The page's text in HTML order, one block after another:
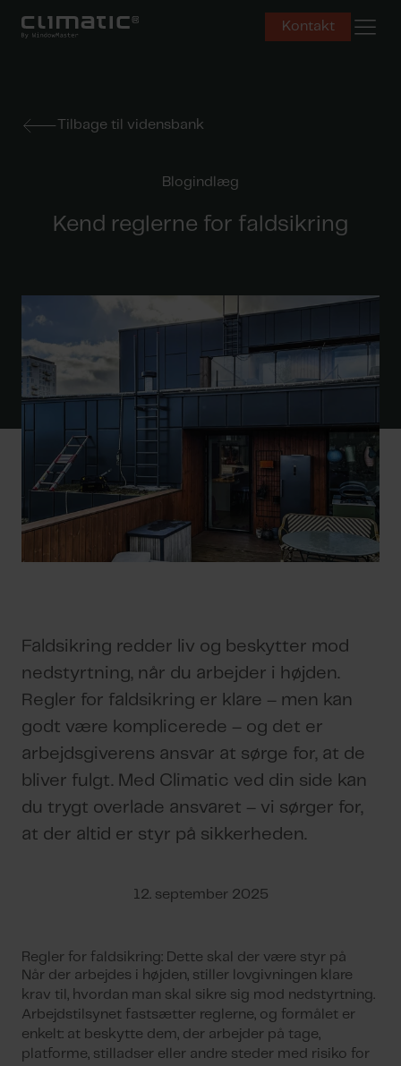
Kontakt Åbn
Tilbage til vidensbank
Blogindlæg
Kend reglerne for faldsikring
Faldsikring redder liv og beskytter mod
nedstyrtning, når du arbejder i højden.
Regler for faldsikring er klare – men kan
godt være komplicerede – og det er
arbejdsgiverens ansvar at sørge for, at de
bliver fulgt. Med Climatic ved din side kan
du trygt overlade ansvaret – vi sørger for,
at der altid er styr på sikkerheden.
12. september 2025
Regler for faldsikring: Dette skal der være styr på
Når der arbejdes i højden, stiller lovgivningen klare
krav til, hvordan man skal sikre sig mod nedstyrtning.
Arbejdstilsynet fastsætter reglerne, og formålet er
enkelt: at beskytte dem, der arbejder på tage,
platforme, stilladser eller andre steder med risiko for